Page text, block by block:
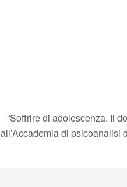
“Soffrire di adolescenza. Il
all’Accademia di psicoanalisi